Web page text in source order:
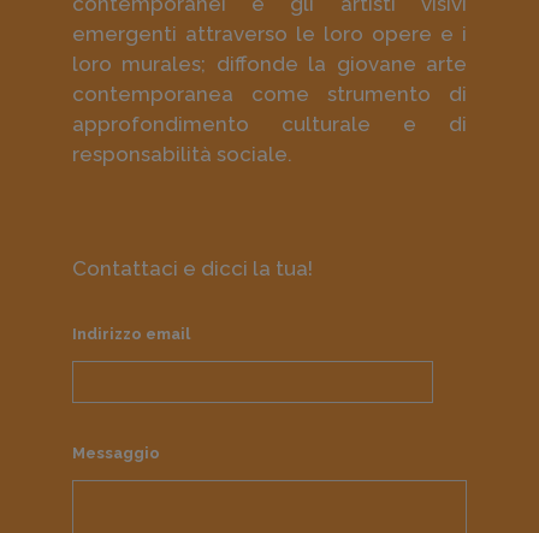
emergenti attraverso le loro opere e i
loro murales; diffonde la giovane arte
contemporanea come strumento di
approfondimento culturale e di
responsabilità sociale.
Contattaci e dicci la tua!
Indirizzo email
Messaggio